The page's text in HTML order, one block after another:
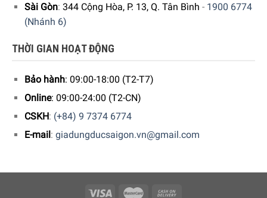
hàng với quý khách.
Bảo hành bằng thẻ bảo hành chính hãng từ công ty
5/5 - (1 bình chọn)
Sài Gòn: 344 Cộng Hòa, P. 13, Q. Tân Bình - 1900 6774
(Nhánh 6)
THỜI GIAN HOẠT ĐỘNG
Bảo hành: 09:00-18:00 (T2-T7)
Online: 09:00-24:00 (T2-CN)
CSKH: (+84) 9 7374 6774
E-mail: giadungducsaigon.vn@gmail.com